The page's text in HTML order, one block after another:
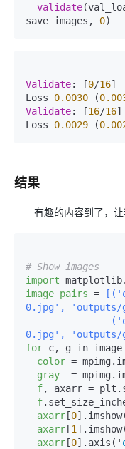
validate
save_images, 0
Validate: [0/16
Loss 0.0030 (
Validate: [16/16
Loss 0.0029 (
结果
有趣的内容到了，让
# Show images
import
image_pairs =
0.jpg', 'outputs/
0.jpg', 'outputs/
for c, g in
color =
gray
=
f, axarr =
f
axarr [0
axarr [1
axarr [0].axis('